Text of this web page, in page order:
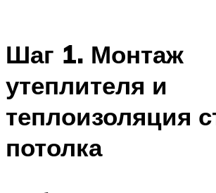
Шаг 1. Монтаж
утеплителя и
теплоизоляция
потолка